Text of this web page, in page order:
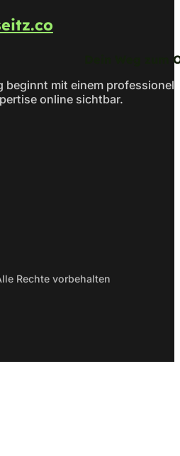
Dein Weg zum
beginnt mit einem
online sichtbar.
Rechte vorbehalten